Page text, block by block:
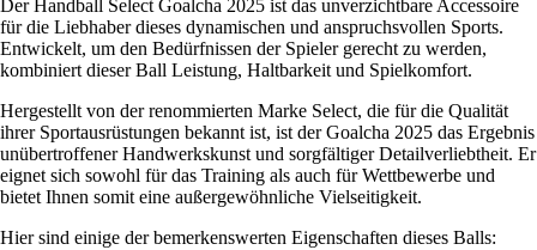
Der Handball Select Goalcha 2025 ist das unverzichtbare Accessoire
für die Liebhaber dieses dynamischen und anspruchsvollen Sports.
Entwickelt, um den Bedürfnissen der Spieler gerecht zu werden,
kombiniert dieser Ball Leistung, Haltbarkeit und Spielkomfort.
Hergestellt von der renommierten Marke Select, die für die Qualität
ihrer Sportausrüstungen bekannt ist, ist der Goalcha 2025 das Ergebnis
unübertroffener Handwerkskunst und sorgfältiger Detailverliebtheit. Er
eignet sich sowohl für das Training als auch für Wettbewerbe und
bietet Ihnen somit eine außergewöhnliche Vielseitigkeit.
Hier sind einige der bemerkenswerten Eigenschaften dieses Balls: